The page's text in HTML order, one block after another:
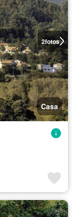
2fotos
Casa